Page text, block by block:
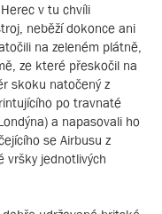
v tu chvíli
neběží dokonce ani
na zeleném plátně,
ze které přeskočil na
skoku natočený z
po travnaté
a napasovali ho
se Airbusu z
vršky jednotlivých